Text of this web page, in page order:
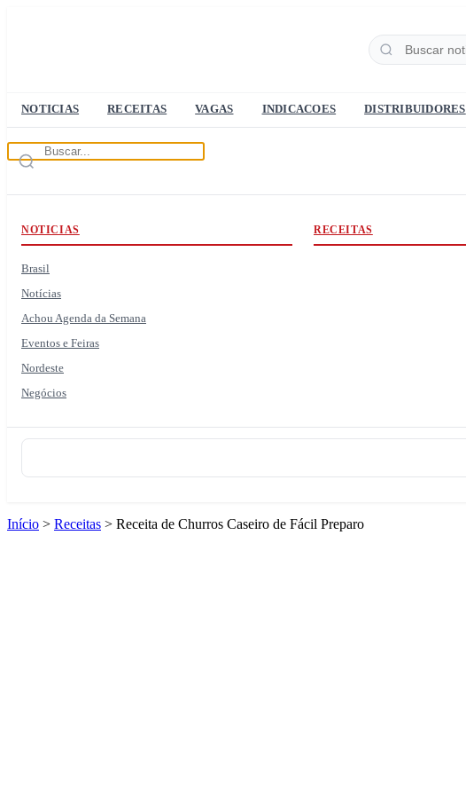
NOTICIAS RECEITAS VAGAS INDICACOES DISTRIBUIDORES
NOTICIAS
Brasil
Notícias
Achou Agenda da Semana
Eventos e Feiras
Nordeste
Negócios
RECEITAS
Início > Receitas > Receita de Churros Caseiro de Fácil Preparo